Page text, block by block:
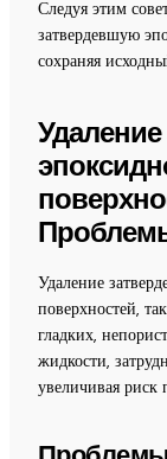
Следуя этим
затвердевшую
сохраняя
Удаление
поверхностей,
гладких,
жидкости,
увеличивая риск